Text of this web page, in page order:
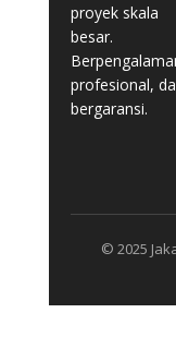
proyek skala
besar.
profesional,
bergaransi.
© 2025